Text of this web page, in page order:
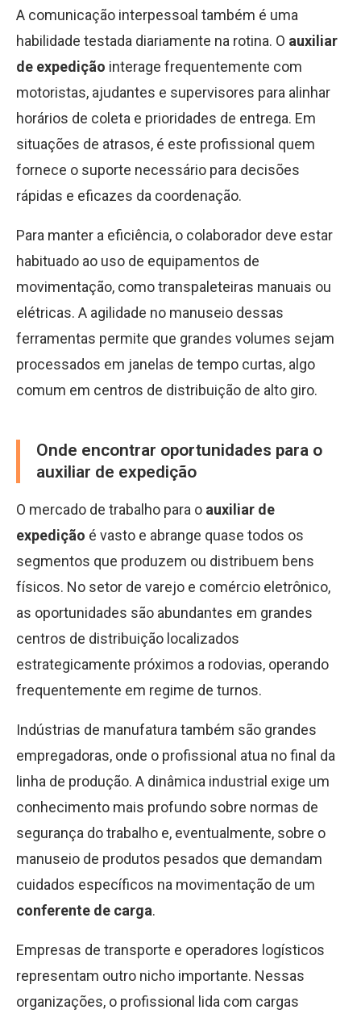
A comunicação interpessoal também é uma
habilidade testada diariamente na rotina. O auxiliar
de expedição interage frequentemente com
motoristas, ajudantes e supervisores para alinhar
horários de coleta e prioridades de entrega. Em
situações de atrasos, é este profissional quem
fornece o suporte necessário para decisões
rápidas e eficazes da coordenação.
Para manter a eficiência, o colaborador deve estar
habituado ao uso de equipamentos de
movimentação, como transpaleteiras manuais ou
elétricas. A agilidade no manuseio dessas
ferramentas permite que grandes volumes sejam
processados em janelas de tempo curtas, algo
comum em centros de distribuição de alto giro.
Onde encontrar oportunidades para o
auxiliar de expedição
O mercado de trabalho para o auxiliar de
expedição é vasto e abrange quase todos os
segmentos que produzem ou distribuem bens
físicos. No setor de varejo e comércio eletrônico,
as oportunidades são abundantes em grandes
centros de distribuição localizados
estrategicamente próximos a rodovias, operando
frequentemente em regime de turnos.
Indústrias de manufatura também são grandes
empregadoras, onde o profissional atua no final da
linha de produção. A dinâmica industrial exige um
conhecimento mais profundo sobre normas de
segurança do trabalho e, eventualmente, sobre o
manuseio de produtos pesados que demandam
cuidados específicos na movimentação de um
conferente de carga.
Empresas de transporte e operadores logísticos
representam outro nicho importante. Nessas
organizações, o profissional lida com cargas